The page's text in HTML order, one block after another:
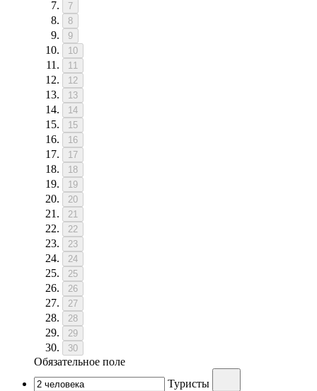
7
8
9
10
11
12
13
14
15
16
17
18
19
20
21
22
23
24
25
26
27
28
29
30
Обязательное поле
Туристы